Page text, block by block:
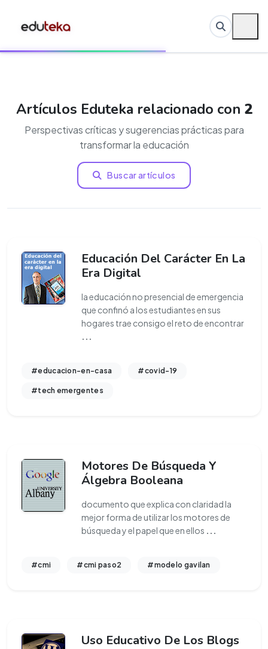
Artículos Eduteka relacionado con 2
Perspectivas críticas y sugerencias prácticas para
transformar la educación
Buscar artículos
Educación Del Carácter En La
Era Digital
la educación no presencial de emergencia
que confinó a los estudiantes en sus
hogares trae consigo el reto de encontrar
...
#educacion-en-casa #covid-19
#tech emergentes
Motores De Búsqueda Y
Álgebra Booleana
documento que explica con claridad la
mejor forma de utilizar los motores de
búsqueda y el papel que en ellos ...
#cmi #cmi paso2 #modelo gavilan
Uso Educativo De Los Blogs